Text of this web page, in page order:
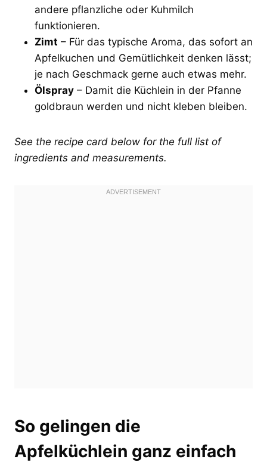
andere pflanzliche oder Kuhmilch
funktionieren.
Zimt – Für das typische Aroma, das sofort an
Apfelkuchen und Gemütlichkeit denken lässt;
je nach Geschmack gerne auch etwas mehr.
Ölspray – Damit die Küchlein in der Pfanne
goldbraun werden und nicht kleben bleiben.
See the recipe card below for the full list of
ingredients and measurements.
So gelingen die
Apfelküchlein ganz einfach